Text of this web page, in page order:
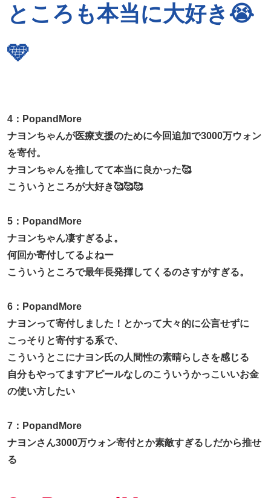
ところも本当に大好き😭
🩵
4：PopandMore
ナヨンちゃんが医療支援のために今回追加で3000万ウォン
を寄付。
ナヨンちゃんを推してて本当に良かった🥰
こういうところが大好き🥰🥰🥰
5：PopandMore
ナヨンちゃん凄すぎるよ。
何回か寄付してるよねー
こういうところで最年長発揮してくるのさすがすぎる。
6：PopandMore
ナヨンって寄付しました！とかって大々的に公言せずに
こっそりと寄付する系で、
こういうとこにナヨン氏の人間性の素晴らしさを感じる
自分もやってますアピールなしのこういうかっこいいお金
の使い方したい
7：PopandMore
ナヨンさん3000万ウォン寄付とか素敵すぎるしだから推せ
る